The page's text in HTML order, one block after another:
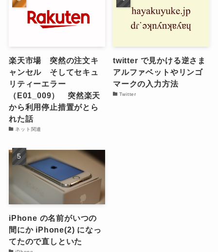
楽天市場 突然の注文キ
ャンセル そしてセキュ
リティーエラー
（E01_009） 突然楽天
から利用停止措置がとら
れた話
ネット関連
twitter で見かける逆さま
アルファベットやリンゴ
マークの入力方法
Twitter
iPhone の名前がいつの
間にか iPhone(2) になっ
てたので直しといた